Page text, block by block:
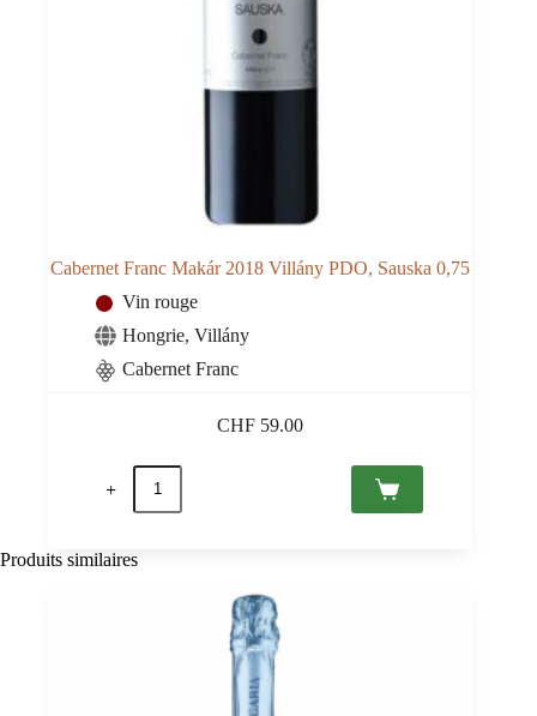
Cabernet Franc Makár 2018 Villány PDO, Sauska 0,75
Vin rouge
Hongrie, Villány
Cabernet Franc
CHF 59.00
quantité
Cabernet
Makár
Produits similaires